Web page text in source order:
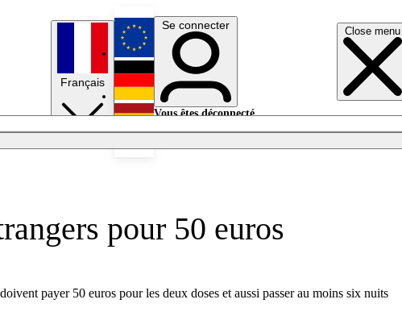
Close menu
Français
English
Deutsch
Se connecter
Vous êtes déconnecté.
pour 50 euros
payer 50 euros pour les deux doses et aussi passer au moins six nuits